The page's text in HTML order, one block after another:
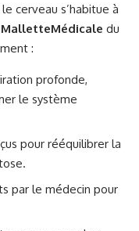
cerveau s’habitue à
MalletteMédicale du
:
profonde,
le système
pour rééquilibrer la
par le médecin pour